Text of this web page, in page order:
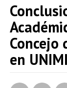
Concejo
en